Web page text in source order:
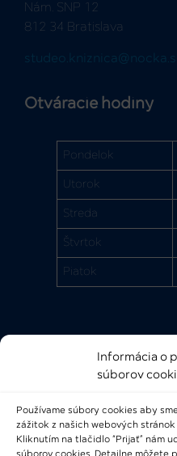
Informácia o
súborov
Používame súbory cookies aby
zážitok z našich webových
Kliknutím na tlačidlo “Prijať” nám
Nám. SNP 12
812 34 Bratislava
studeo.kniznica@nocka.sk
Otváracie hodiny
Pondelok
Utorok
Streda
Štvrtok
Piatok
Rýchle odkazy
Bádateľský poriadok
Knižničný a výpožičný